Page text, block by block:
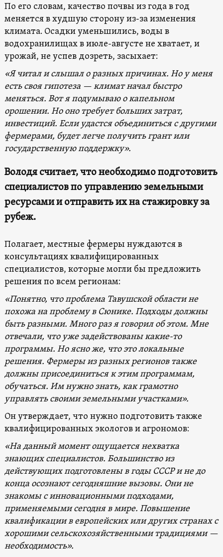
По его словам, качество почвы из года в год
меняется в худшую сторону из-за изменения
климата. Осадки уменьшились, воды в
водохранилищах в июле-августе не хватает, и
урожай, не успев дозреть, засыхает:
«Я читал и слышал о разных причинах. Но у меня
есть своя гипотеза — климат начал быстро
меняться. Вот я подумываю о капельном
орошении. Но оно требует больших затрат,
инвестиций. Если удастся объединиться с другими
фермерами, будет легче получить грант или
государственную поддержку».
Володя считает, что необходимо подготовить
специалистов по управлению земельными
ресурсами и отправить их на стажировку за
рубеж.
Полагает, местные фермеры нуждаются в
консультациях квалифицированных
специалистов, которые могли бы предложить
решения по всем регионам:
«Понятно, что проблема Тавушской области не
похожа на проблему в Сюнике. Подходы должны
быть разными. Много раз я говорил об этом. Мне
отвечали, что уже задействованы какие-то
программы. Но ясно же, что это локальные
решения. Фермеры из разных регионов также
должны присоединиться к этим программам,
обучаться. Им нужно знать, как грамотно
управлять своими земельными участками».
Он утверждает, что нужно подготовить также
квалифицированных экологов и агрономов:
«На данный момент ощущается нехватка
знающих специалистов. Большинство из
действующих подготовлены в годы СССР и не до
конца осознают сегодняшние вызовы. Они не
знакомы с инновационными подходами,
применяемыми сегодня в мире. Повышение
квалификации в европейских или других странах с
хорошими сельскохозяйственными традициями —
необходимость».